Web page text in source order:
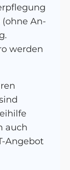
(ohne An-
werden
auch
Angebot